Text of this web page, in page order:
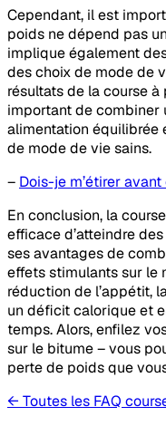
Cependant, il est
poids ne dépend pas
implique également
des choix de mode de
résultats de la course
important de combiner
alimentation équilibrée
de mode de vie sains.
– Dois-je m’étirer
En conclusion, la
efficace d’atteindre
ses avantages de
effets stimulants sur le
réduction de l’appétit,
un déficit calorique et
temps. Alors, enfilez
sur le bitume – vous
perte de poids que
← Toutes les FAQ